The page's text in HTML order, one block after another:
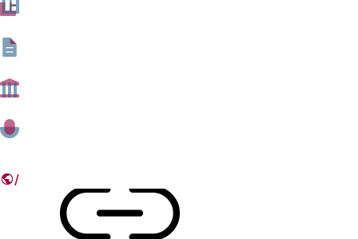
waarden centraal staan, moeten overheden en bedrijven
acties doelgerichter vormgeven vanuit
maatschappelijke uitdagingen.